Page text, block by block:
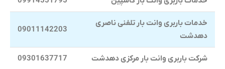
خدمات باربری وانت بار تلفنی ناصری
دهدشت
09011142203
شرکت باربری وانت بار مرکزی دهدشت 09301637717